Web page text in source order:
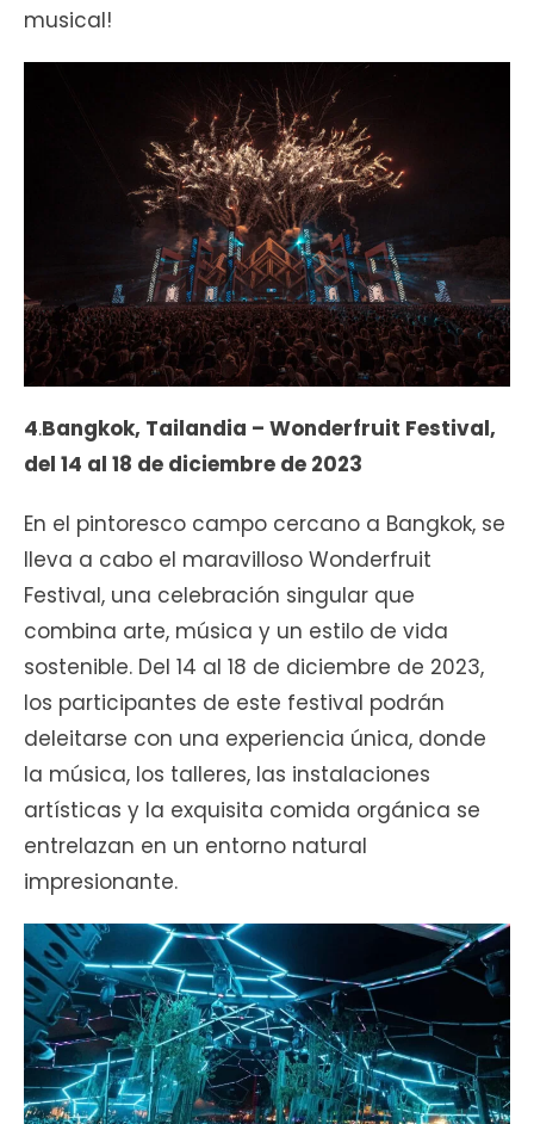
musical!
4.Bangkok, Tailandia – Wonderfruit Festival,
del 14 al 18 de diciembre de 2023
En el pintoresco campo cercano a Bangkok, se
lleva a cabo el maravilloso Wonderfruit
Festival, una celebración singular que
combina arte, música y un estilo de vida
sostenible. Del 14 al 18 de diciembre de 2023,
los participantes de este festival podrán
deleitarse con una experiencia única, donde
la música, los talleres, las instalaciones
artísticas y la exquisita comida orgánica se
entrelazan en un entorno natural
impresionante.